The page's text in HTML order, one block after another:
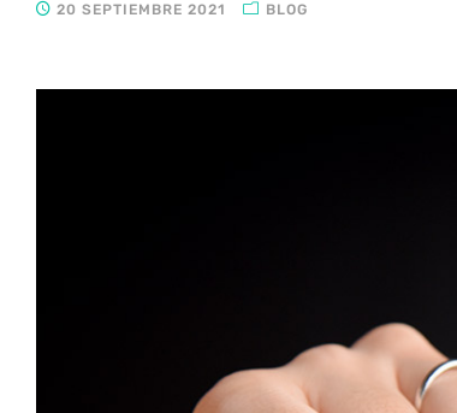
20 SEPTIEMBRE 2021 BLOG